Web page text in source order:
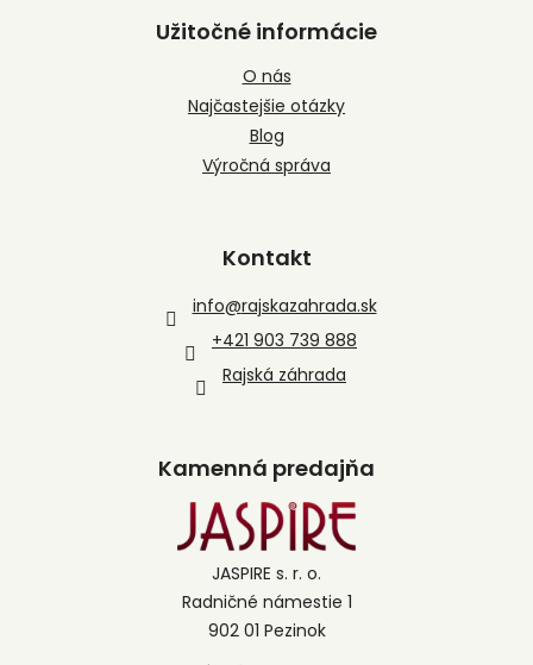
Užitočné informácie
O nás
Najčastejšie otázky
Blog
Výročná správa
Kontakt
info@rajskazahrada.sk
+421 903 739 888
Rajská záhrada
Kamenná predajňa
JASPIRE s. r. o.
Radničné námestie 1
902 01 Pezinok